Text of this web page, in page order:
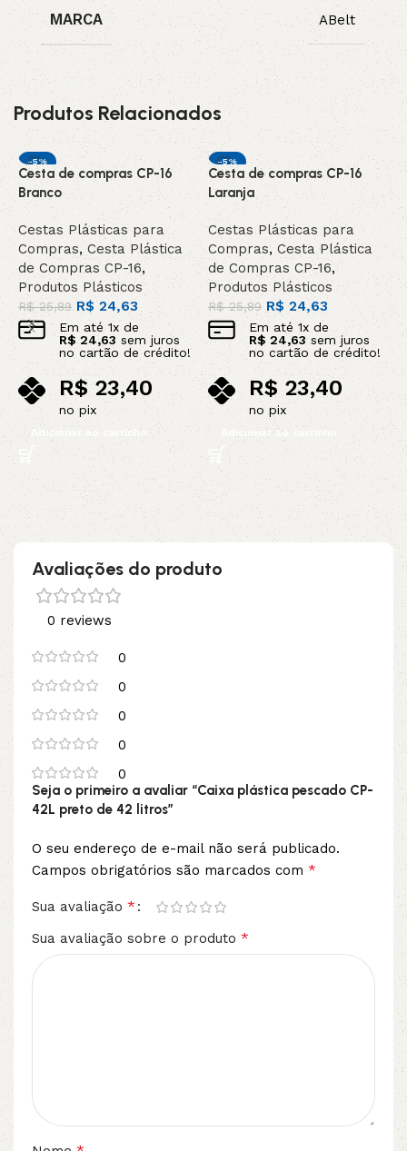
MARCA ABelt
Produtos Relacionados
-5%
Cesta de compras CP-16
Branco
Cestas Plásticas para
Compras,Cesta Plástica
de Compras CP-16,
Produtos Plásticos
R$25,89 R$ 24,63
Em até 1x de
R$ 24,63 sem juros
no cartão de crédito!
R$23,40
no pix
Adicionar ao carrinho
-5%
DESTAQUE
Cesta de compras CP-16
Laranja
Cestas Plásticas para
Compras, Cesta Plástica
de Compras CP-16,
Produtos Plásticos
R$25,89 R$ 24,63
Em até 1x de
R$ 24,63sem juros
no cartão de crédito!
R$ 23,40
no pix
Adicionar ao carrinho
Avaliações do produto
0 reviews
0
0
0
0
0
Seja o primeiro a avaliar “Caixa plástica pescado CP-
42L preto de 42 litros”
O seu endereço de e-mail não será publicado.
Campos obrigatórios são marcados com *
Sua avaliação *
Sua avaliação sobre o produto *